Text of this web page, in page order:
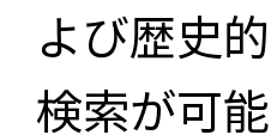
よび歴史
検索が可能